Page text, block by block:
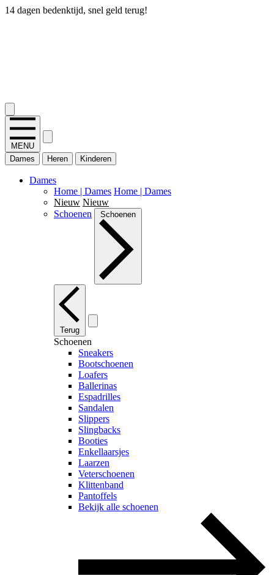
14 dagen bedenktijd, snel geld terug!
MENU
Dames
Heren Kinderen
Dames
Home | Dames Home | Dames
Nieuw Nieuw
Schoenen
Schoenen
Terug
Schoenen
Sneakers
Bootschoenen
Loafers
Ballerinas
Espadrilles
Sandalen
Slippers
Slingbacks
Booties
Enkellaarsjes
Laarzen
Veterschoenen
Klittenband
Pantoffels
Bekijk alle schoenen